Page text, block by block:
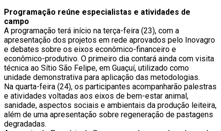
Programação reúne especialistas e atividades de
campo
A programação terá início na terça-feira (23), com a
apresentação dos projetos em rede aprovados pelo Inovagro
e debates sobre os eixos econômico-financeiro e
econômico-produtivo. O primeiro dia contará ainda com visita
técnica ao Sítio São Felipe, em Guaçuí, utilizado como
unidade demonstrativa para aplicação das metodologias.
Na quarta-feira (24), os participantes acompanharão palestras
e atividades voltadas aos eixos de bem-estar animal,
sanidade, aspectos sociais e ambientais da produção leiteira,
além de uma apresentação sobre regeneração de pastagens
degradadas.